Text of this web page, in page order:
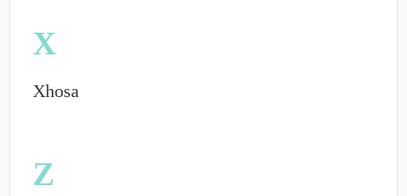
X
Xhosa
Z